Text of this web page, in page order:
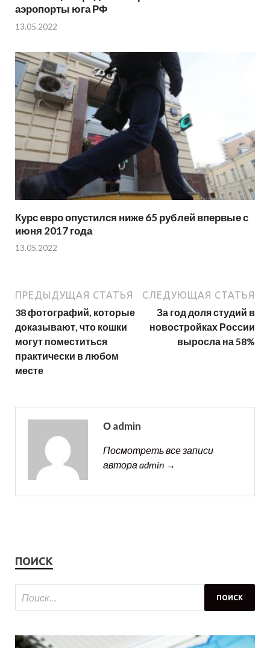
аэропорты юга РФ
13.05.2022
Курс евро опустился ниже 65 рублей впервые с
июня 2017 года
13.05.2022
ПРЕДЫДУЩАЯ СТАТЬЯ
38 фотографий, которые
доказывают, что кошки
могут поместиться
практически в любом
месте
СЛЕДУЮЩАЯ СТАТЬЯ
За год доля студий в
новостройках России
выросла на 58%
О admin
Посмотреть все записи
автора admin →
ПОИСК